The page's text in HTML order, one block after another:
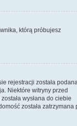
którą próbujesz
rejestracji została podana
Niektóre witryny przed
wysłana do ciebie
została zatrzymana